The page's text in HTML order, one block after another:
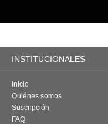
INSTITUCIONALES
Inicio
Quiénes somos
Suscripción
FAQ